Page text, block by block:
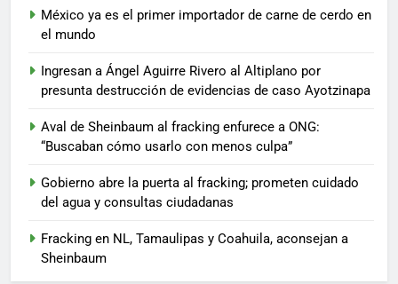
México ya es el primer importador de carne de cerdo en
el mundo
Ingresan a Ángel Aguirre Rivero al Altiplano por
presunta destrucción de evidencias de caso Ayotzinapa
Aval de Sheinbaum al fracking enfurece a ONG:
“Buscaban cómo usarlo con menos culpa”
Gobierno abre la puerta al fracking; prometen cuidado
del agua y consultas ciudadanas
Fracking en NL, Tamaulipas y Coahuila, aconsejan a
Sheinbaum